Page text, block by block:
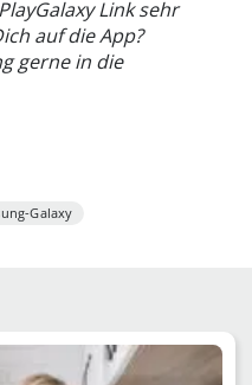
Link sehr
auf die App?
gerne in die
Galaxy